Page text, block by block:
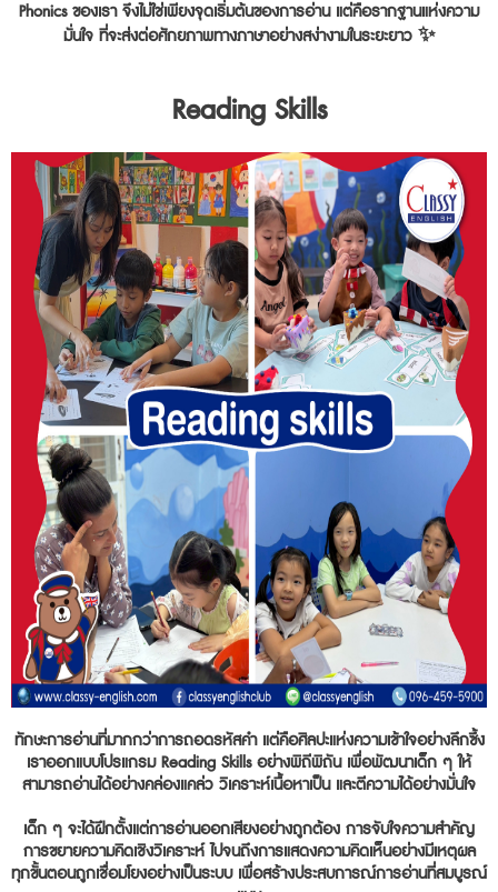
Phonics ของเรา จึงไม่ใช่เพียงจุดเริ่มต้นของการอ่าน แต่คือรากฐานแห่งความ
มั่นใจ ที่จะส่งต่อศักยภาพทางภาษาอย่างสง่างามในระยะยาว ✨
Reading Skills
ทักษะการอ่านที่มากกว่าการถอดรหัสคำ แต่คือศิลปะแห่งความเข้าใจอย่างลึกซึ้ง
เราออกแบบโปรแกรม Reading Skills อย่างพิถีพิถัน เพื่อพัฒนาเด็ก ๆ ให้
สามารถอ่านได้อย่างคล่องแคล่ว วิเคราะห์เนื้อหาเป็น และตีความได้อย่างมั่นใจ
เด็ก ๆ จะได้ฝึกตั้งแต่การอ่านออกเสียงอย่างถูกต้อง การจับใจความสำคัญ
การขยายความคิดเชิงวิเคราะห์ ไปจนถึงการแสดงความคิดเห็นอย่างมีเหตุผล
ทุกขั้นตอนถูกเชื่อมโยงอย่างเป็นระบบ เพื่อสร้างประสบการณ์การอ่านที่สมบูรณ์